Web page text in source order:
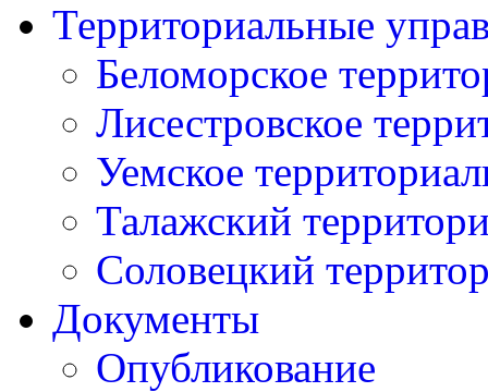
Территориальные
Беломорское
Лисестровское
Уемское
Талажский
Соловецкий
Документы
Опубликование